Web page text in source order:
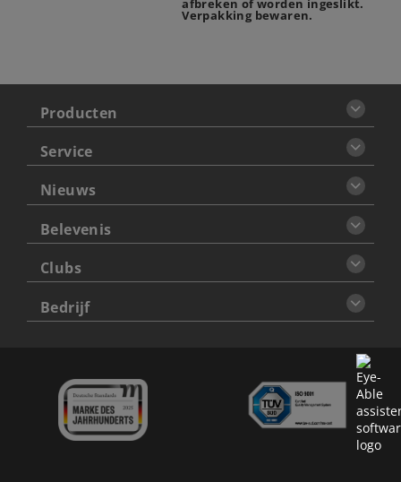
afbreken of worden ingeslikt.
Verpakking bewaren.
Producten
Service
Nieuws
Belevenis
Clubs
Bedrijf